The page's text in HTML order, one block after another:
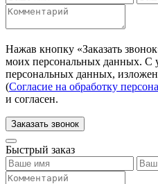
Нажав кнопку «Заказать
моих персональных данных. С
персональных данных,
(Согласие на обработку
и согласен.
Заказать звонок
Быстрый заказ